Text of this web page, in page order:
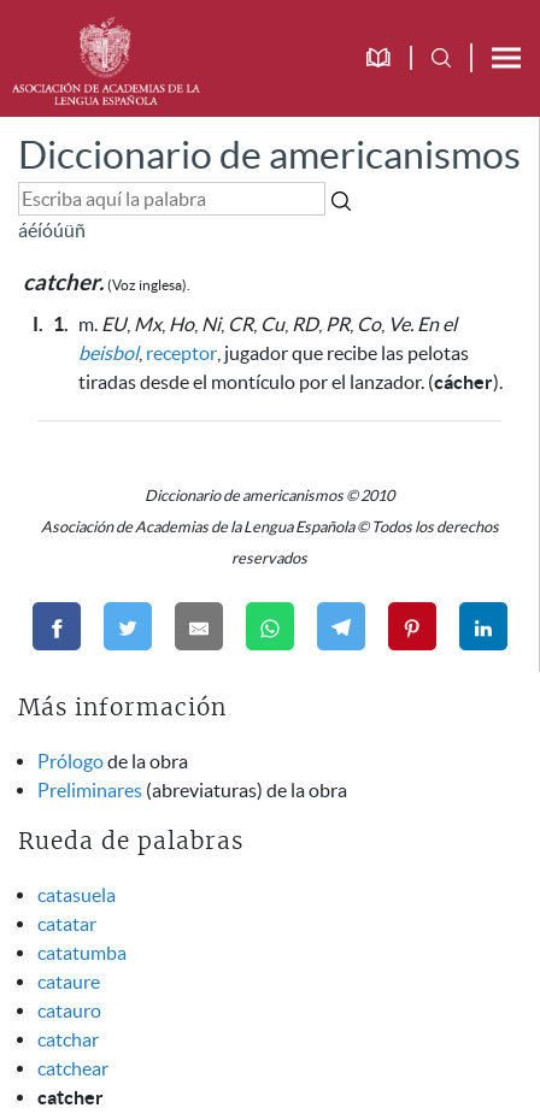
Diccionario de americanismos
áéíóúüñ
catcher. (Voz inglesa).
I. 1. m. EU, Mx, Ho, Ni, CR, Cu, RD, PR, Co, Ve. En el
beisbol, receptor , jugador que recibe las pelotas
tiradas desde el montículo por el lanzador. (cácher).
Diccionario de americanismos © 2010
Asociación de Academias de la Lengua Española © Todos los derechos
reservados
Más información
Prólogode la obra
Preliminares (abreviaturas) de la obra
Rueda de palabras
catasuela
catatar
catatumba
cataure
catauro
catchar
catchear
catcher